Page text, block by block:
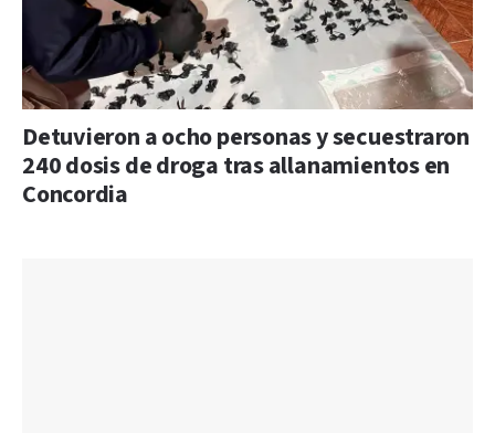
Detuvieron a ocho personas y secuestraron
240 dosis de droga tras allanamientos en
Concordia